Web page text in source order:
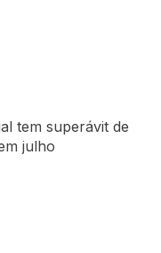
tem superávit de
julho